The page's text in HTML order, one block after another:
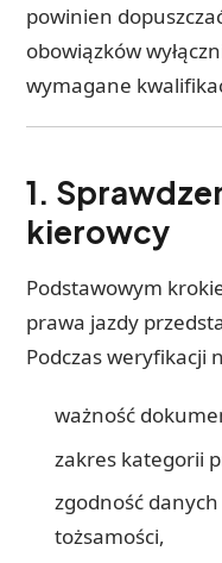
powinien
obowiązków
wymagane
1.
kierowcy
Podstawowym
prawa jazdy
Podczas weryfikacji
ważność
zakres kategorii
zgodność
tożsamości,